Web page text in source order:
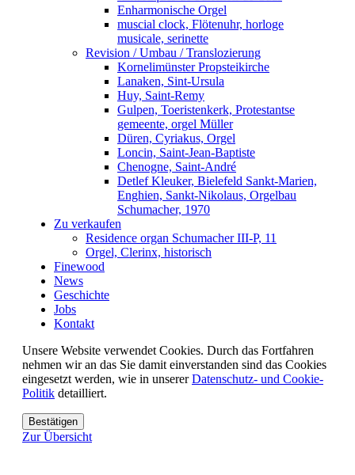
Enharmonische Orgel
muscial clock, Flötenuhr, horloge
musicale, serinette
Revision / Umbau / Translozierung
Kornelimünster Propsteikirche
Lanaken, Sint-Ursula
Huy, Saint-Remy
Gulpen, Toeristenkerk, Protestantse
gemeente, orgel Müller
Düren, Cyriakus, Orgel
Loncin, Saint-Jean-Baptiste
Chenogne, Saint-André
Detlef Kleuker, Bielefeld Sankt-Marien,
Enghien, Sankt-Nikolaus, Orgelbau
Schumacher, 1970
Zu verkaufen
Residence organ Schumacher III-P, 11
Orgel, Clerinx, historisch
Finewood
News
Geschichte
Jobs
Kontakt
Unsere Website verwendet Cookies. Durch das Fortfahren
nehmen wir an das Sie damit einverstanden sind das Cookies
eingesetzt werden, wie in unsererDatenschutz- und Cookie-
Politik detailliert.
Bestätigen
Zur Übersicht